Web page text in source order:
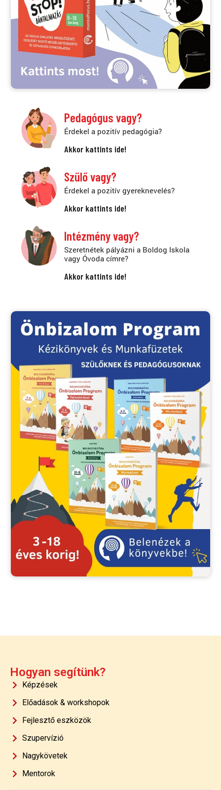
Pedagógus vagy?
Érdekel a pozitív pedagógia?
Akkor kattints ide!
Szülő vagy?
Érdekel a pozitív gyereknevelés?
Akkor kattints ide!
Intézmény vagy?
Szeretnétek pályázni a Boldog Iskola
vagy Óvoda címre?
Akkor kattints ide!
Hogyan segítünk?
Képzések
Előadások & workshopok
Fejlesztő eszközök
Szupervízió
Nagykövetek
Mentorok